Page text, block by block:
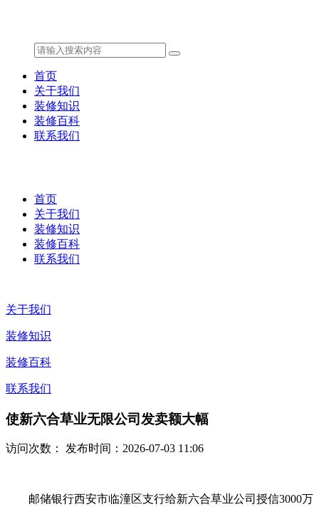
首页
关于我们
装修知识
装修百科
联系我们
首页
关于我们
装修知识
装修百科
联系我们
关于我们
装修知识
装修百科
联系我们
使新六合草业无限公司发卖额大幅
访问次数： 发布时间：2026-07-03 11:06
邮储银行西安市临潼区支行给新六合草业公司授信3000万